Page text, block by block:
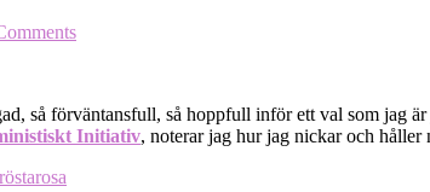
så förväntansfull, så hoppfull inför ett val som jag
Initiativ, noterar jag hur jag nickar och håller